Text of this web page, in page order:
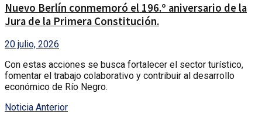
Nuevo Berlín conmemoró el 196.º aniversario de la
Jura de la Primera Constitución.
20 julio, 2026
Con estas acciones se busca fortalecer el sector turístico,
fomentar el trabajo colaborativo y contribuir al desarrollo
económico de Río Negro.
Noticia Anterior